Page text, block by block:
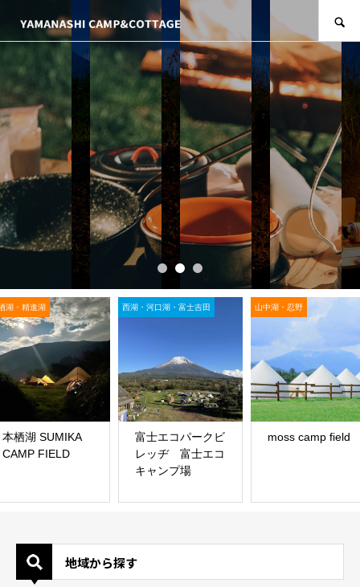
湖・精進湖
本栖湖 SUMIKA
CAMP FIELD
西湖・河口湖・富士吉田
富士エコパークビ
レッヂ 富士エコ
キャンプ場
山中湖・忍野
moss camp field
地域から探す